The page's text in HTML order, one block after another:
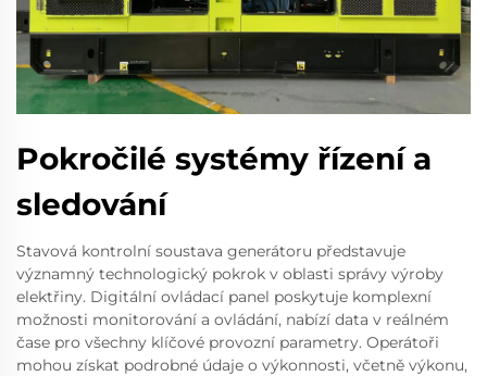
Pokročilé systémy řízení a
sledování
Stavová kontrolní soustava generátoru představuje
významný technologický pokrok v oblasti správy výroby
elektřiny. Digitální ovládací panel poskytuje komplexní
možnosti monitorování a ovládání, nabízí data v reálném
čase pro všechny klíčové provozní parametry. Operátoři
mohou získat podrobné údaje o výkonnosti, včetně výkonu,